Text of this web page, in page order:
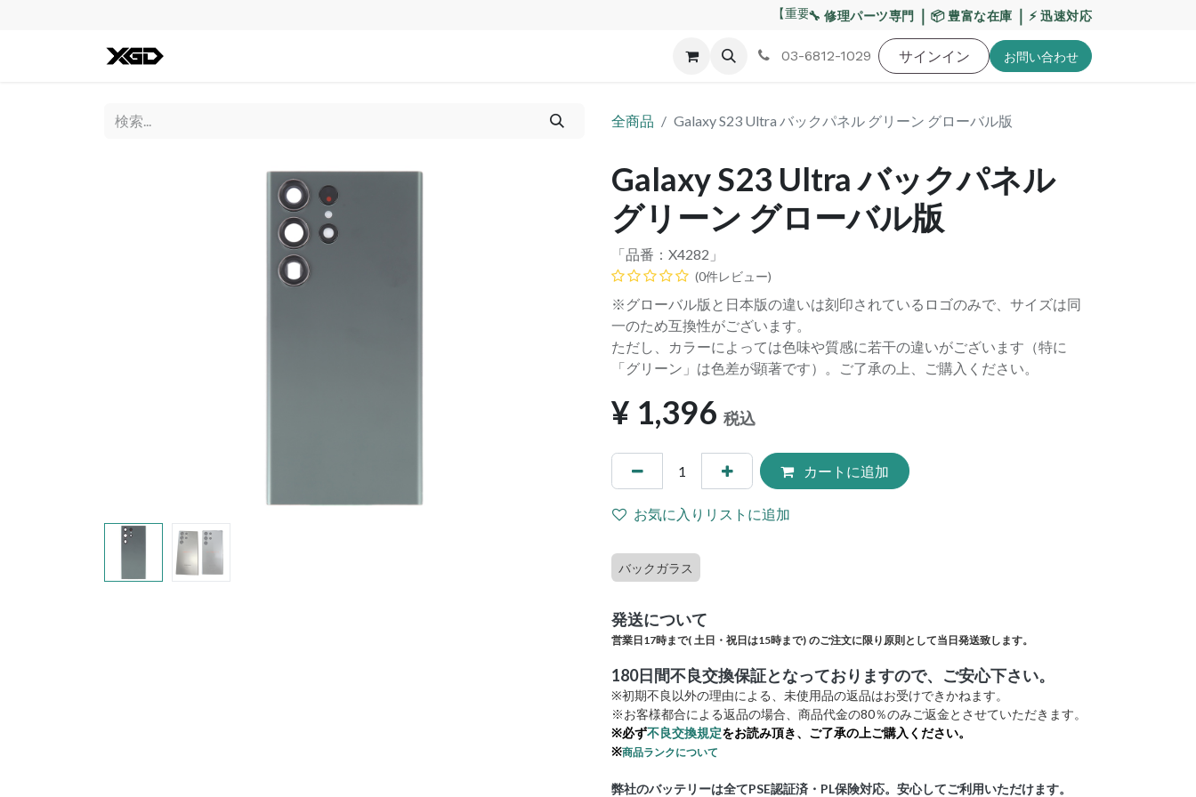
【重要】熊本地震・お盆期間の配送への影響について
🔧 修理パーツ専門 ｜ 📦 豊富な在庫 ｜ ⚡ 迅速対応
不良交換規定 ゲーム機 バッテリー 工具・備品 特価品 ポイントに関して
03-6812-1029 サインイン お問い​合わせ
全商品 Galaxy S23 Ultra バックパネル グリーン グローバル版
Galaxy S23 Ultra バックパネル
グリーン グローバル版
「品番： X4282 」
(0件レビュー)
※グローバル版と日本版の違いは刻印されているロゴのみで、サイズは同
一のため互換性がございます。
ただし、カラーによっては色味や質感に若干の違いがございます（特に
「グリーン」は色差が顕著です）。ご了承の上、ご購入ください。
¥ 1,396 税込
カートに追加
お気に入りリストに追加
バックガラス
発送について
営業日17時まで( 土日・祝日は15時まで) のご注文に限り原則として当日発送致します。
180日間不良交換保証となっておりますので、ご安心下さい。
※初期不良以外の理由による、未使用品の返品はお受けできかねます。
※お客様都合による返品の場合、商品代金の80％のみご返金とさせていただきます。
※必ず不良交換規定をお読み頂き、ご了承の上ご購入ください。
※商品ランクについて
弊社のバッテリーは全てPSE認証済・PL保険対応。安心してご利用いただけます。